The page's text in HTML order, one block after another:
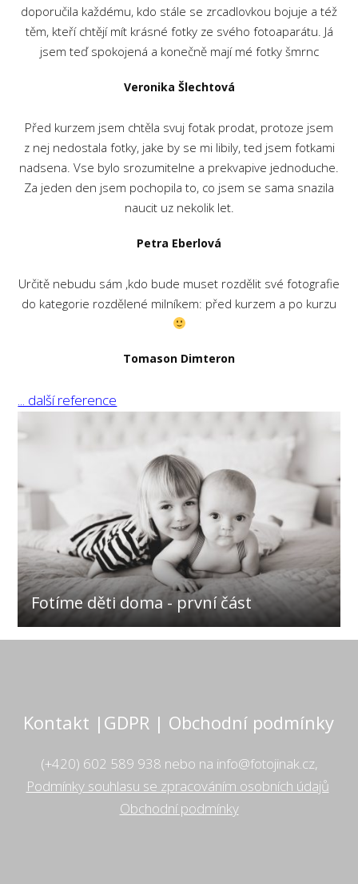
doporučila každému, kdo stále se zrcadlovkou bojuje a též
těm, kteří chtějí mít krásné fotky ze svého fotoaparátu. Já
jsem teď spokojená a konečně mají mé fotky šmrnc
Veronika Šlechtová
Před kurzem jsem chtěla svuj fotak prodat, protoze jsem
z nej nedostala fotky, jake by se mi libily, ted jsem fotkami
nadsena. Vse bylo srozumitelne a prekvapive jednoduche.
Za jeden den jsem pochopila to, co jsem se sama snazila
naucit uz nekolik let.
Petra Eberlová
Určitě nebudu sám ,kdo bude muset rozdělit své fotografie
do kategorie rozdělené milníkem: před kurzem a po kurzu
Tomason Dimteron
... další reference
Fotíme děti doma - první část
Kontakt |GDPR | Obchodní podmínky
(+420) 602 589 938 nebo na info@fotojinak.cz,
Podmínky souhlasu se zpracováním osobních údajů
Obchodní podmínky